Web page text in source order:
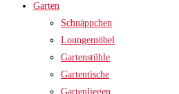
Garten
Schnäppchen
Loungemöbel
Gartenstühle
Gartentische
Gartenliegen